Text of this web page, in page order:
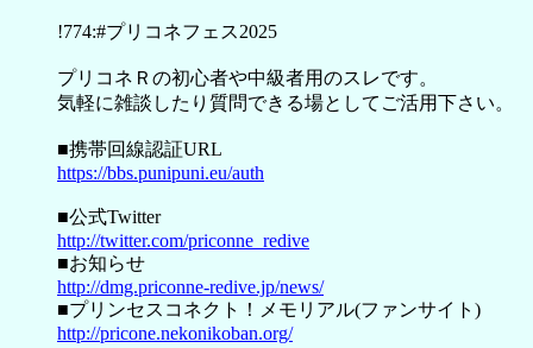
!774:#プリコネフェス2025
プリコネＲの初心者や中級者用のスレです。
気軽に雑談したり質問できる場としてご活用下さい。
■携帯回線認証URL
https://bbs.punipuni.eu/auth
■公式Twitter
http://twitter.com/priconne_redive
■お知らせ
http://dmg.priconne-redive.jp/news/
■プリンセスコネクト！メモリアル(ファンサイト)
http://pricone.nekonikoban.org/